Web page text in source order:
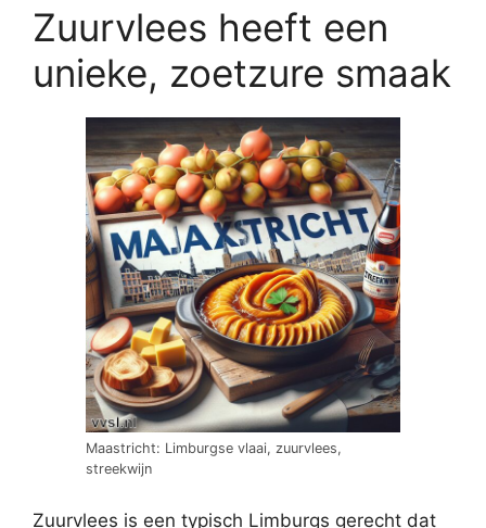
Zuurvlees heeft een
unieke, zoetzure smaak
Maastricht: Limburgse vlaai, zuurvlees,
streekwijn
Zuurvlees is een typisch Limburgs gerecht dat